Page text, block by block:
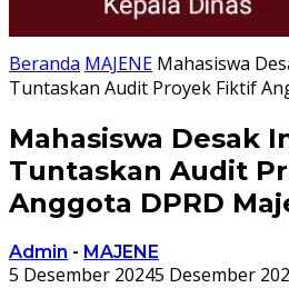
Beranda MAJENE Mahasiswa
Tuntaskan Audit Proyek Fiktif
Mahasiswa Desak
Tuntaskan Audit
Anggota DPRD
Admin - MAJENE
5 Desember 20245 Desember